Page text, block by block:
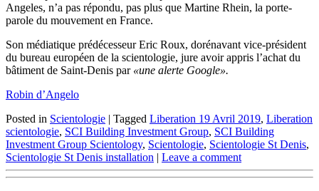
Angeles, n’a pas répondu, pas plus que Martine Rhein, la porte-
parole du mouvement en France.
Son médiatique prédécesseur Eric Roux, dorénavant vice-président
du bureau européen de la scientologie, jure avoir appris l’achat du
bâtiment de Saint-Denis par «une alerte Google».
Robin d’Angelo
Posted in Scientologie | Tagged Liberation 19 Avril 2019, Liberation
scientologie, SCI Building Investment Group, SCI Building
Investment Group Scientology, Scientologie, Scientologie St Denis,
Scientologie St Denis installation | Leave a comment